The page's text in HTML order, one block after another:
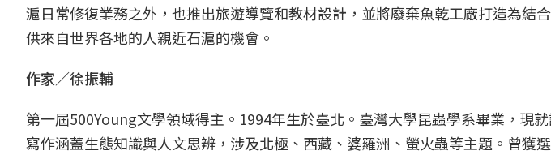
滬日常修復業務之外，也推出旅遊導覽和教材設計，並將廢棄魚乾工廠打造為結
供來自世界各地的人親近石滬的機會。
作家／徐振輔
第一屆500Young文學領域得主。1994年生於臺北。臺灣大學昆蟲學系畢業，現
寫作涵蓋生態知識與人文思辨，涉及北極、西藏、婆羅洲、螢火蟲等主題。曾獲